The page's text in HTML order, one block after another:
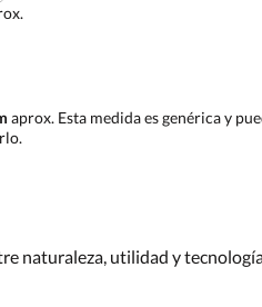
aprox. Esta medida es genérica y
naturaleza, utilidad y